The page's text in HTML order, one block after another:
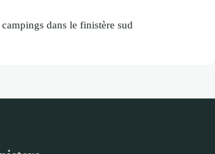
dans le finistère sud